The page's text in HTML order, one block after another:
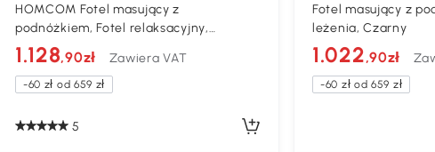
HOMCOM Fotel masujący z
podnóżkiem, Fotel relaksacyjny,
Elektryczny fotel telewizyjny
1.128,90zł Zawiera VAT
-60 zł od 659 zł
5
Fotel masujący z
leżenia, Czarny
1.022,90zł
-60 zł od 659 zł